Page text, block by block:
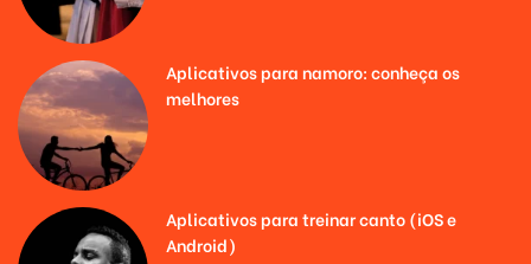
Aplicativos para namoro: conheça os
melhores
Aplicativos para treinar canto (iOS e
Android)